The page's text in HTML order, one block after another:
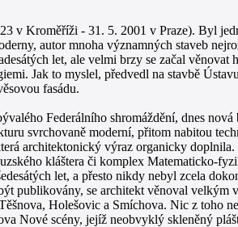
v Kroměříži - 31. 5. 2001 v Praze). Byl
autor mnoha významných staveb
let, ale velmi brzy se začal věnovat
Jak to myslel, předvedl na stavbě
fasádu.
Federálního shromáždění, dnes
svrchovaně moderní, přitom nabitou
architektonický výraz organicky doplnila.
kláštera či komplex Matematicko-
let, a přesto nikdy nebyl zcela
publikovány, se architekt věnoval
Holešovic a Smíchova. Nic z toho
Nové scény, jejíž neobvyklý skleněný